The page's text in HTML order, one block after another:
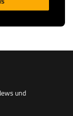
und